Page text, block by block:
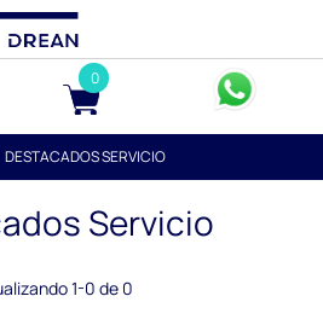
0
DESTACADOS SERVICIO
Servicio
1-0 de 0